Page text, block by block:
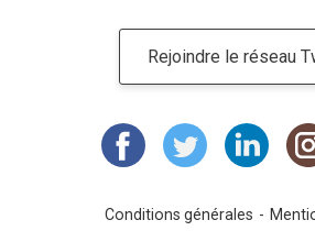
Rejoindre le réseau
Conditions générales